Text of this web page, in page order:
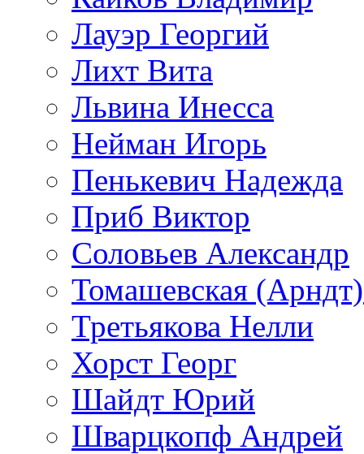
Лауэр Георгий
Лихт Вита
Львина Инесса
Нейман Игорь
Пенькевич Надежда
Приб Виктор
Соловьев Александр
Томашевская
Третьякова Нелли
Хорст Георг
Шайдт Юрий
Шварцкопф Андрей